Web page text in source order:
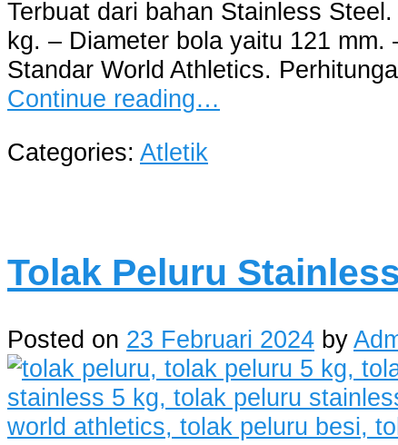
Terbuat dari bahan Stainless
kg. – Diameter bola yaitu 121
Standar World Athletics.
Continue reading…
Categories: Atletik
Tolak Peluru
Posted on 23 Februari 2024 by